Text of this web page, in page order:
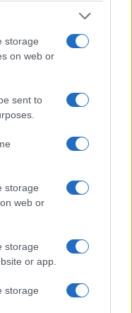
storage
on web or
sent to
storage
web or
storage
or app.
storage
inverno